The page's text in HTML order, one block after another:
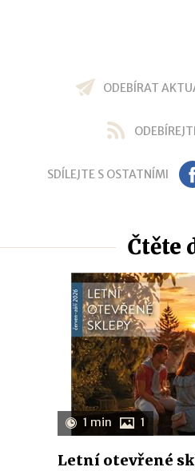
ODEBÍRAT
SDÍLEJTE S OSTATNÍMI
Čtěte
1 min 1
Letní otevřené